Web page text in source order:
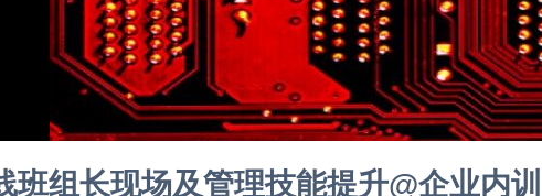
班组长现场及管理技能提升@企业内训